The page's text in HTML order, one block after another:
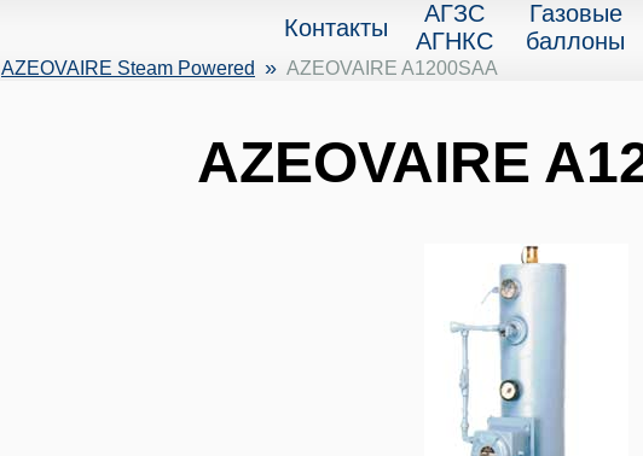
Контакты
АГЗС
АГНКС
Газовые
баллоны
AZEOVAIRE Steam Powered » AZEOVAIRE A1200SAA
AZEOVAIRE